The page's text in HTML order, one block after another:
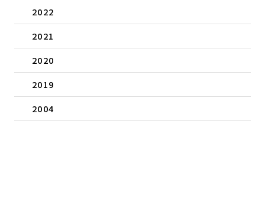
2022
2021
2020
2019
2004